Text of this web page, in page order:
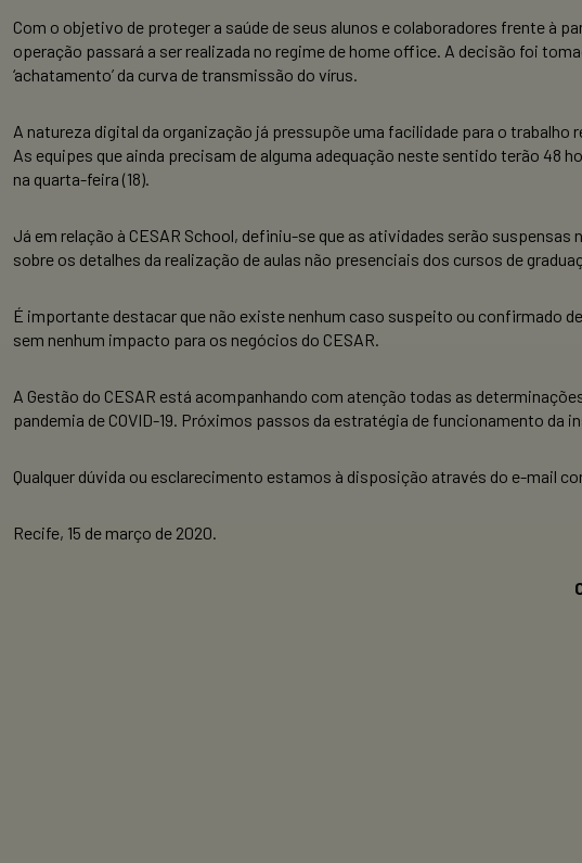
Com o objetivo de proteger a saúde de seus alunos e colaboradores frente à
operação passará a ser realizada no regime de home office. A decisão foi
‘achatamento’ da curva de transmissão do vírus.
A natureza digital da organização já pressupõe uma facilidade para o
As equipes que ainda precisam de alguma adequação neste sentido terão
na quarta-feira (18).
Já em relação à CESAR School, definiu-se que as atividades serão
sobre os detalhes da realização de aulas não presenciais dos cursos de
É importante destacar que não existe nenhum caso suspeito ou confirmado
sem nenhum impacto para os negócios do CESAR.
A Gestão do CESAR está acompanhando com atenção todas as
pandemia de COVID-19. Próximos passos da estratégia de funcionamento
Qualquer dúvida ou esclarecimento estamos à disposição através do e-mail
Recife, 15 de março de 2020.